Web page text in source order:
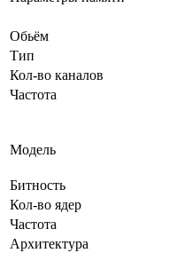
Обьём
Тип
Кол-во каналов
Частота
Модель
Битность
Кол-во ядер
Частота
Архитектура